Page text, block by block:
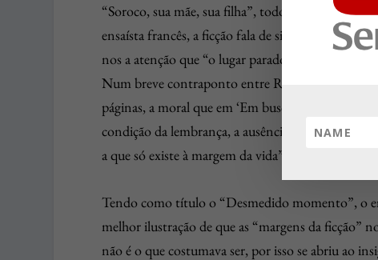
“Soroco, sua mãe, sua filha”, todos “contos
ensaísta francês, a ficção fala de si mesma.
nos a atenção que “o lugar paradoxal da ficção” é
Num breve contraponto entre Rosa e Proust,
páginas, a moral que em ‘Em busca do tempo
condição da lembrança, a ausência de amor é o
a que só existe à margem da vida”.
Tendo como título o “Desmedido momento”, o
melhor ilustração de que as “margens da ficção”
não é o que costumava ser, por isso se abriu ao